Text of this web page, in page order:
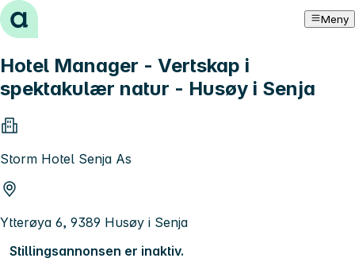
Hopp til innhold Meny
Hotel Manager - Vertskap i
spektakulær natur - Husøy i Senja
Storm Hotel Senja As
Ytterøya 6, 9389 Husøy i Senja
Stillingsannonsen er inaktiv.